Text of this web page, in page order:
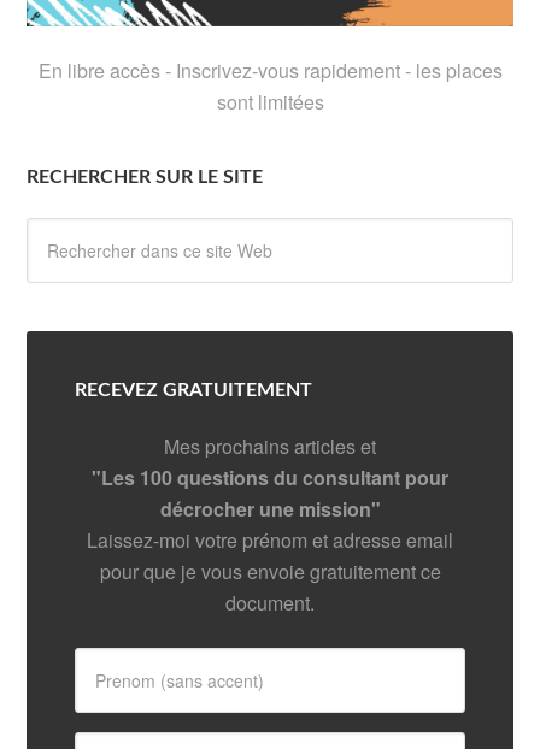
En libre accès - Inscrivez-vous rapidement - les places
sont limitées
RECHERCHER SUR LE SITE
RECEVEZ GRATUITEMENT
Mes prochains articles et
"Les 100 questions du consultant pour
décrocher une mission"
Laissez-moi votre prénom et adresse email
pour que je vous envoie gratuitement ce
document.